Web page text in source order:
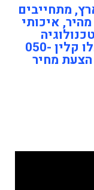
מתחייבים
איכותי
מתקדמת. חברה איכותית - בלו קלין 050-